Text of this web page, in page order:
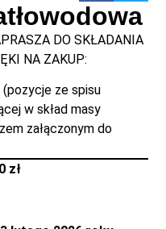
DO SKŁADANIA
NA ZAKUP:
ze spisu
w skład masy
załączonym do
zł